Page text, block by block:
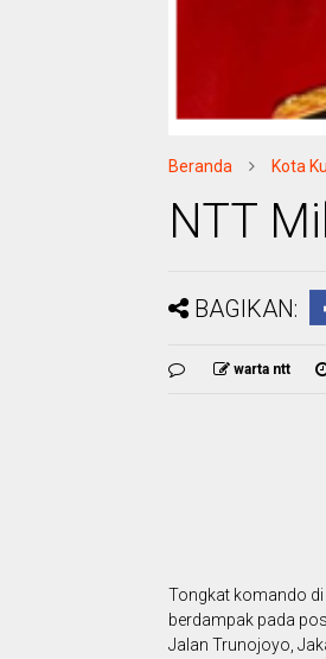
Beranda Kota
NTT
BAGIKAN:
warta ntt
Tongkat komando di
berdampak pada
Jalan Trunojoyo,